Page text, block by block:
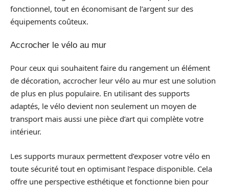
fonctionnel, tout en économisant de l’argent sur des
équipements coûteux.
Accrocher le vélo au mur
Pour ceux qui souhaitent faire du rangement un élément
de décoration, accrocher leur vélo au mur est une solution
de plus en plus populaire. En utilisant des supports
adaptés, le vélo devient non seulement un moyen de
transport mais aussi une pièce d’art qui complète votre
intérieur.
Les supports muraux permettent d’exposer votre vélo en
toute sécurité tout en optimisant l’espace disponible. Cela
offre une perspective esthétique et fonctionne bien pour